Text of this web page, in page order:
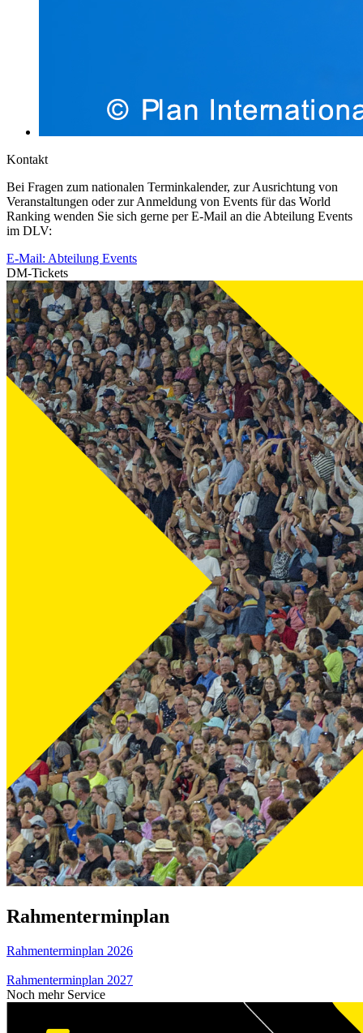
Kontakt
Bei Fragen zum nationalen Terminkalender, zur Ausrichtung von
Veranstaltungen oder zur Anmeldung von Events für das World
Ranking wenden Sie sich gerne per E-Mail an die Abteilung Events
im DLV:
E-Mail: Abteilung Events
DM-Tickets
Rahmenterminplan
Rahmenterminplan 2026
Rahmenterminplan 2027
Noch mehr Service